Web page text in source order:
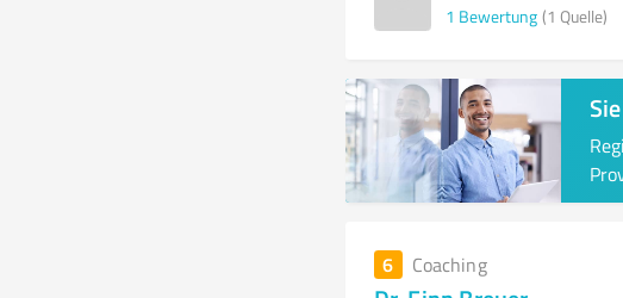
1 Bewertung (1 Quelle)
6 Coaching